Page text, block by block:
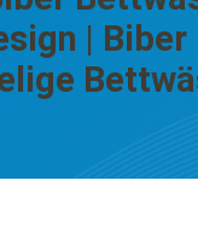
|